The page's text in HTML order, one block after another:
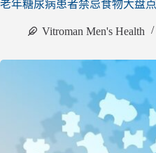
老年糖尿病患者禁忌食物大盘点
Vitroman Men's Health